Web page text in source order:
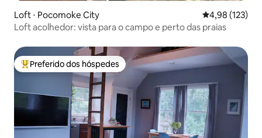
Loft ⋅ Pocomoke City 4,98 de uma
4,98 (123)
Loft acolhedor: vista para o campo e perto das praias
Entre os melhores preferidos dos hóspedes
Preferido dos hóspedes